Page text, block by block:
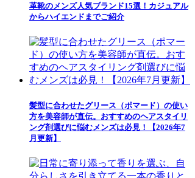
革靴のメンズ人気ブランド15選！カジュアル
からハイエンドまでご紹介
髪型に合わせたグリース（ポマード）の使い
方を美容師が直伝。おすすめのヘアスタイリ
ング剤選びに悩むメンズは必見！【2026年7
月更新】